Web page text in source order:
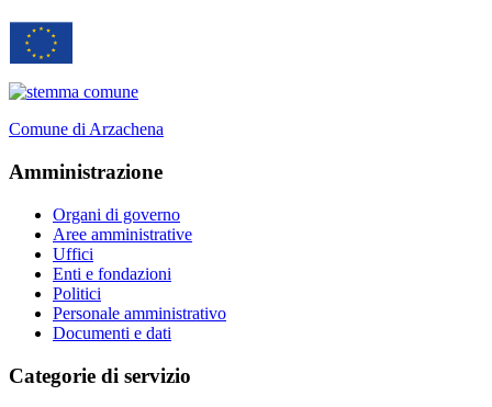
Comune di Arzachena
Amministrazione
Organi di governo
Aree amministrative
Uffici
Enti e fondazioni
Politici
Personale amministrativo
Documenti e dati
Categorie di servizio